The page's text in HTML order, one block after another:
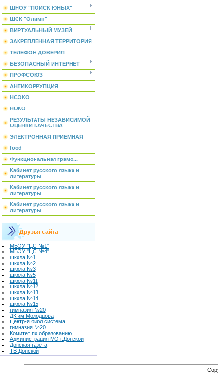
ШНОУ "ПОИСК ЮНЫХ"
ШСК "Олимп"
ВИРТУАЛЬНЫЙ МУЗЕЙ
ЗАКРЕПЛЕННАЯ ТЕРРИТОРИЯ
ТЕЛЕФОН ДОВЕРИЯ
БЕЗОПАСНЫЙ ИНТЕРНЕТ
ПРОФСОЮЗ
АНТИКОРРУПЦИЯ
НСОКО
НОКО
РЕЗУЛЬТАТЫ НЕЗАВИСИМОЙ
ОЦЕНКИ КАЧЕСТВА
ЭЛЕКТРОННАЯ ПРИЕМНАЯ
food
Функциональная грамо...
Кабинет русского языка и
литературы
Кабинет русского языка и
литературы
Кабинет русского языка и
литературы
Друзья сайта
МБОУ "ЦО №1"
МБОУ "ЦО №4"
школа №1
школа №2
школа №3
школа №5
школа №11
школа №12
школа №13
школа №14
школа №15
гимназия №20
ДК им.Молодцова
Центр-я библ.система
гимназия №20
Комитет по образованию
Администрация МО г.Донской
Донская газета
ТВ-Донской